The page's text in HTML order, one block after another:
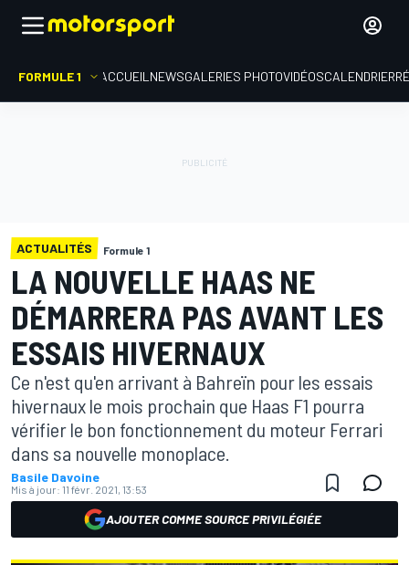
FORMULE 1 ACCUEIL NEWSGALERIES PHOTOVIDÉOSCALENDRIER
ACTUALITÉS Formule 1
LA NOUVELLE HAAS NE
DÉMARRERA PAS AVANT LES
ESSAIS HIVERNAUX
Ce n'est qu'en arrivant à Bahreïn pour les essais
hivernaux le mois prochain que Haas F1 pourra
vérifier le bon fonctionnement du moteur Ferrari
dans sa nouvelle monoplace.
Basile Davoine
Mis à jour: 11 févr. 2021, 13:53
AJOUTER COMME SOURCE PRIVILÉGIÉE